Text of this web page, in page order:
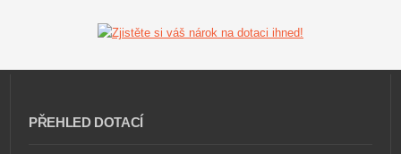
PŘEHLED DOTACÍ